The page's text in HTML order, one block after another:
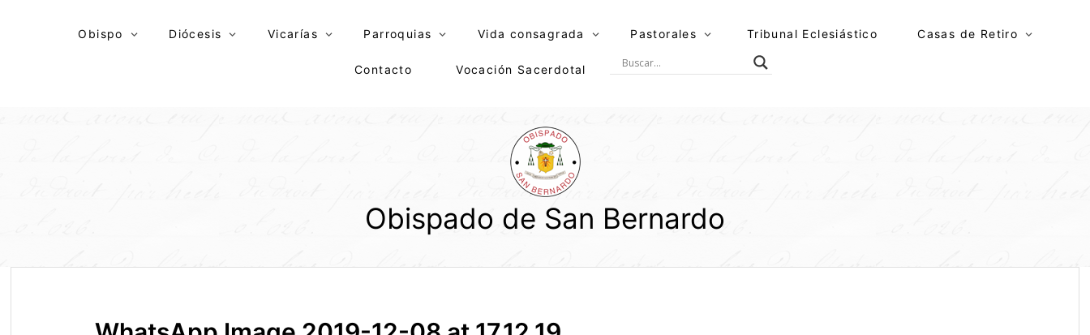
Obispo Diócesis Vicarías Parroquias Vida consagrada Pastorales Tribunal Eclesiástico Casas de Retiro
Contacto Vocación Sacerdotal
Obispado de San Bernardo